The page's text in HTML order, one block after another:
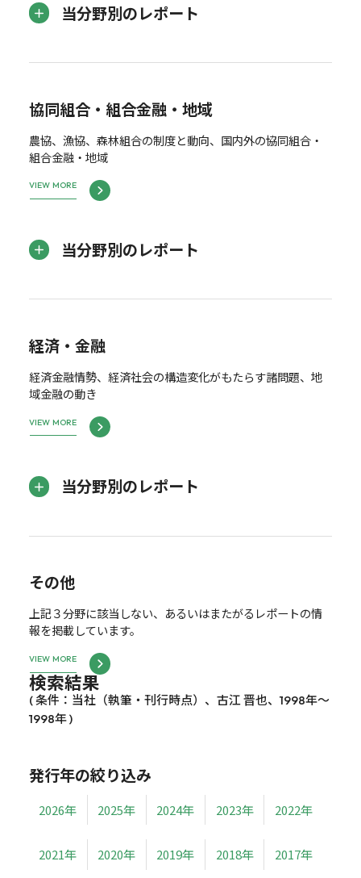
当分野別のレポート
協同組合・組合金融・地域
農協、漁協、森林組合の制度と動向、国内外の協同組合・
組合金融・地域
VIEW MORE
当分野別のレポート
経済・金融
経済金融情勢、経済社会の構造変化がもたらす諸問題、地
域金融の動き
VIEW MORE
当分野別のレポート
その他
上記３分野に該当しない、あるいはまたがるレポートの情
報を掲載しています。
VIEW MORE
検索結果
( 条件：当社（執筆・刊行時点）、古江 晋也、1998年～
1998年 )
発行年の絞り込み
2026年 2025年 2024年 2023年 2022年
2021年 2020年 2019年 2018年 2017年